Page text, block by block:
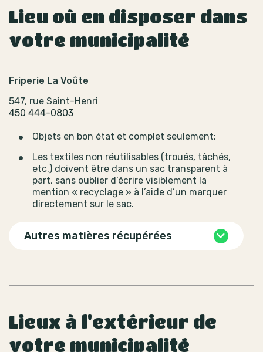
Lieu où en disposer dans
votre municipalité
Friperie La Voûte
547, rue Saint-Henri
450 444-0803
Objets en bon état et complet seulement;
Les textiles non réutilisables (troués, tâchés,
etc.) doivent être dans un sac transparent à
part, sans oublier d’écrire visiblement la
mention « recyclage » à l’aide d’un marquer
directement sur le sac.
Autres matières récupérées
Lieux à l'extérieur de
votre municipalité